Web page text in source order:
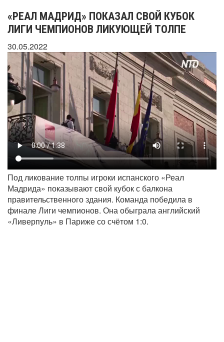
«РЕАЛ МАДРИД» ПОКАЗАЛ СВОЙ КУБОК
ЛИГИ ЧЕМПИОНОВ ЛИКУЮЩЕЙ ТОЛПЕ
30.05.2022
Под ликование толпы игроки испанского «Реал
Мадрида» показывают свой кубок с балкона
правительственного здания. Команда победила в
финале Лиги чемпионов. Она обыграла английский
«Ливерпуль» в Париже со счётом 1:0.